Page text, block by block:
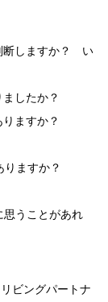
断しますか？ い
したか？
ますか？
ますか？
うことがあれ
ビングパートナ